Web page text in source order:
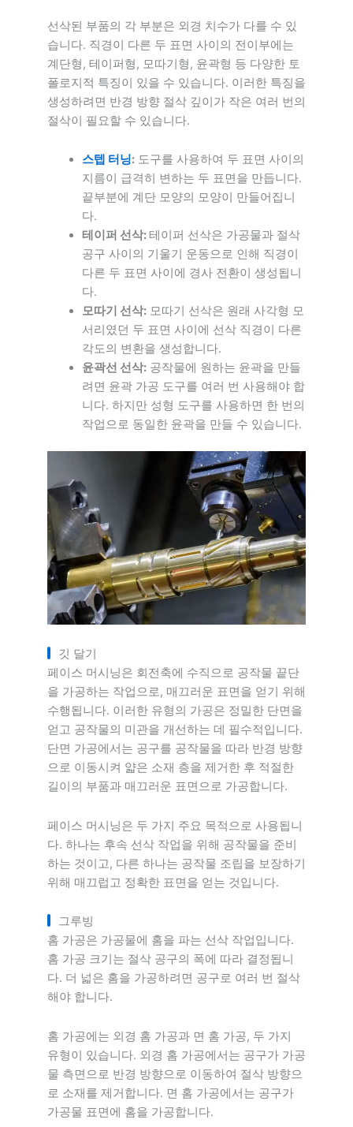
선삭된 부품의 각 부분은 외경 치수가 다를 수 있
습니다. 직경이 다른 두 표면 사이의 전이부에는
계단형, 테이퍼형, 모따기형, 윤곽형 등 다양한 토
폴로지적 특징이 있을 수 있습니다. 이러한 특징을
생성하려면 반경 방향 절삭 깊이가 작은 여러 번의
절삭이 필요할 수 있습니다.
스텝 터닝:도구를 사용하여 두 표면 사이의
지름이 급격히 변하는 두 표면을 만듭니다.
끝부분에 계단 모양의 모양이 만들어집니
다.
테이퍼 선삭:테이퍼 선삭은 가공물과 절삭
공구 사이의 기울기 운동으로 인해 직경이
다른 두 표면 사이에 경사 전환이 생성됩니
다.
모따기 선삭:모따기 선삭은 원래 사각형 모
서리였던 두 표면 사이에 선삭 직경이 다른
각도의 변환을 생성합니다.
윤곽선 선삭:공작물에 원하는 윤곽을 만들
려면 윤곽 가공 도구를 여러 번 사용해야 합
니다. 하지만 성형 도구를 사용하면 한 번의
작업으로 동일한 윤곽을 만들 수 있습니다.
깃 달기
페이스 머시닝은 회전축에 수직으로 공작물 끝단
을 가공하는 작업으로, 매끄러운 표면을 얻기 위해
수행됩니다. 이러한 유형의 가공은 정밀한 단면을
얻고 공작물의 미관을 개선하는 데 필수적입니다.
단면 가공에서는 공구를 공작물을 따라 반경 방향
으로 이동시켜 얇은 소재 층을 제거한 후 적절한
길이의 부품과 매끄러운 표면으로 가공합니다.
페이스 머시닝은 두 가지 주요 목적으로 사용됩니
다. 하나는 후속 선삭 작업을 위해 공작물을 준비
하는 것이고, 다른 하나는 공작물 조립을 보장하기
위해 매끄럽고 정확한 표면을 얻는 것입니다.
그루빙
홈 가공은 가공물에 홈을 파는 선삭 작업입니다.
홈 가공 크기는 절삭 공구의 폭에 따라 결정됩니
다. 더 넓은 홈을 가공하려면 공구로 여러 번 절삭
해야 합니다.
홈 가공에는 외경 홈 가공과 면 홈 가공, 두 가지
유형이 있습니다. 외경 홈 가공에서는 공구가 가공
물 측면으로 반경 방향으로 이동하여 절삭 방향으
로 소재를 제거합니다. 면 홈 가공에서는 공구가
가공물 표면에 홈을 가공합니다.